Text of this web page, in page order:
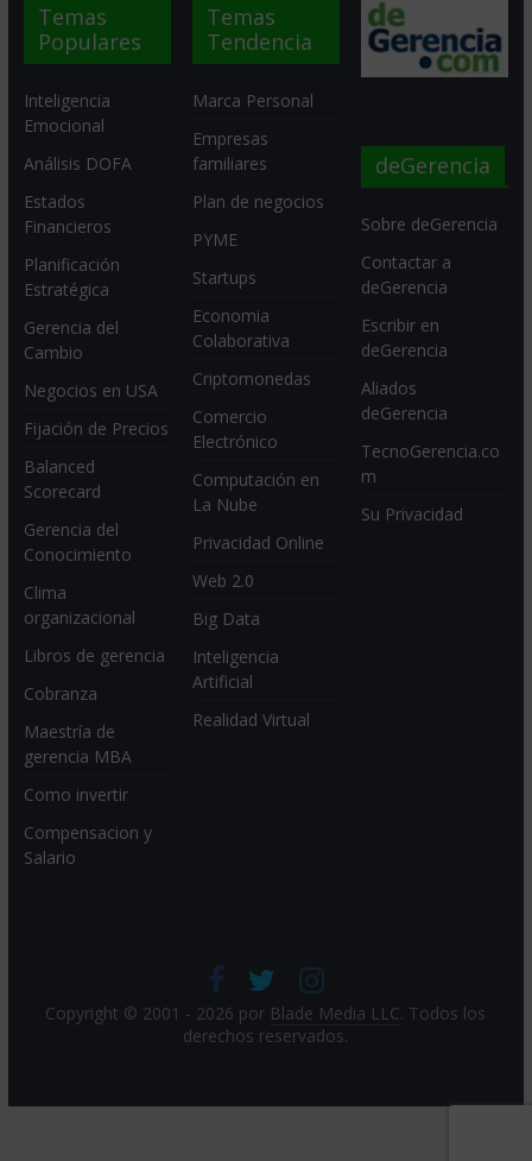
Temas
Populares
Inteligencia
Emocional
Análisis DOFA
Estados
Financieros
Planificación
Estratégica
Gerencia del
Cambio
Negocios en USA
Fijación de Precios
Balanced
Scorecard
Gerencia del
Conocimiento
Clima
organizacional
Libros de gerencia
Cobranza
Maestría de
gerencia MBA
Como invertir
Compensacion y
Salario
Temas
Tendencia
Marca Personal
Empresas
familiares
Plan de negocios
PYME
Startups
Economia
Colaborativa
Criptomonedas
Comercio
Electrónico
Computación en
La Nube
Privacidad Online
Web 2.0
Big Data
Inteligencia
Artificial
Realidad Virtual
deGerencia
Sobre deGerencia
Contactar a
deGerencia
Escribir en
deGerencia
Aliados
deGerencia
TecnoGerencia.co
m
Su Privacidad
Copyright © 2001 - 2026 por Blade Media LLC. Todos los
derechos reservados.